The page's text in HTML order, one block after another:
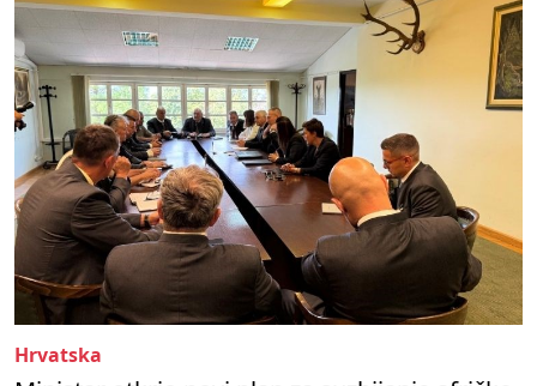
Hrvatska